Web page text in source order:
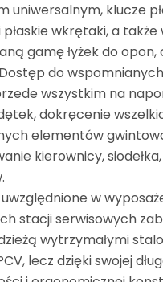
uniwersalnym, klucze
płaskie wkrętaki, a także
gamę łyżek do opon,
do
wszystkim na
dokręcenie
elementów
kierownicy,
w
stacji serwisowych
wytrzymałymi
lecz dzięki swojej